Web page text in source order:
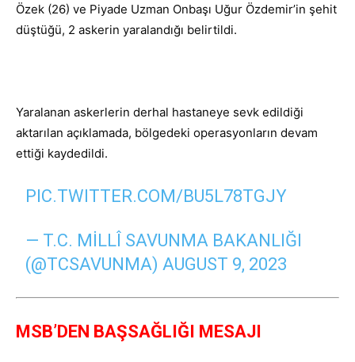
Özek (26) ve Piyade Uzman Onbaşı Uğur Özdemir’in şehit
düştüğü, 2 askerin yaralandığı belirtildi.
Yaralanan askerlerin derhal hastaneye sevk edildiği
aktarılan açıklamada, bölgedeki operasyonların devam
ettiği kaydedildi.
PIC.TWITTER.COM/BU5L78TGJY
— T.C. MILLÎ SAVUNMA BAKANLIĞI
(@TCSAVUNMA) AUGUST 9, 2023
MSB’DEN BAŞSAĞLIĞI MESAJI